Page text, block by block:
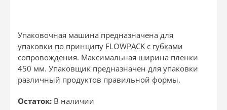
Упаковочная машина предназначена для
упаковки по принципу FLOWPACK c губками
сопровождения. Максимальная ширина пленки
450 мм. Упаковщик предназначен для упаковки
различный продуктов правильной формы.
Остаток: В наличии